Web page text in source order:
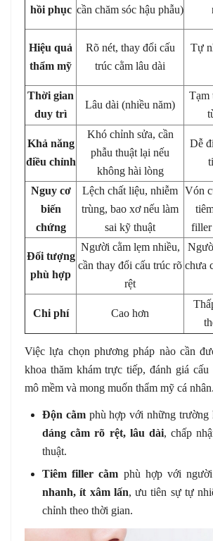
hồi phục cần chăm sóc hậu phẫu)
Hiệu quả
thẩm mỹ
Rõ nét, thay đổi cấu
trúc cằm lâu dài
Tự
Thời gian
duy trì
Lâu dài (nhiều năm)
Tạm
Khả năng
điều chỉnh
Khó chỉnh sửa, cần
phẫu thuật lại nếu
không hài lòng
Dễ
Nguy cơ
biến
chứng
Lệch chất liệu, nhiễm
trùng, bao xơ nếu làm
sai kỹ thuật
Vón
filler
Đối tượng
phù hợp
Người cằm lẹm nhiều,
cần thay đổi cấu trúc rõ
rệt
chưa
Chi phí Cao hơn
Việc lựa chọn phương pháp nào cần
khoa thăm khám trực tiếp, đánh giá
mô mềm và mong muốn thẩm mỹ cá nhân.
Độn cằmphù hợp với những trường
dáng cằm rõ rệt, lâu dài, chấp
thuật.
Tiêm filler cằm phù hợp với
nhanh, ít xâm lấn, ưu tiên sự tự
chỉnh theo thời gian.